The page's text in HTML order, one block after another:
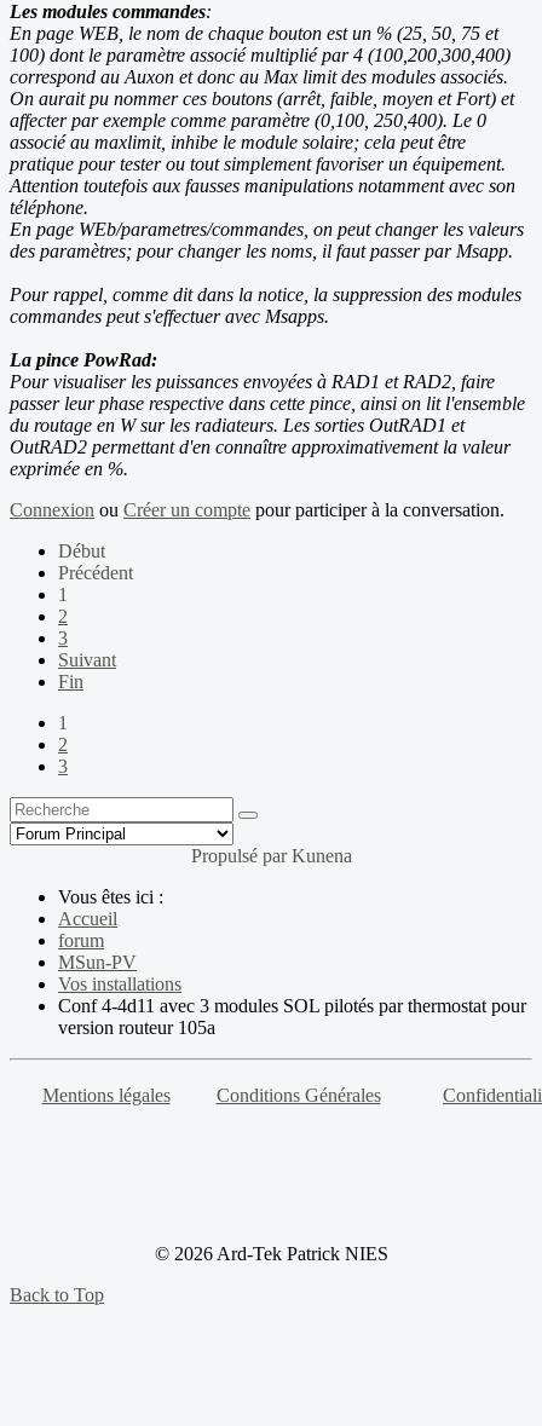
Les modules commandes:
En page WEB, le nom de chaque bouton est un % (25, 50, 75 et
100) dont le paramètre associé multiplié par 4 (100,200,300,400)
correspond au Auxon et donc au Max limit des modules associés.
On aurait pu nommer ces boutons (arrêt, faible, moyen et Fort) et
affecter par exemple comme paramètre (0,100, 250,400). Le 0
associé au maxlimit, inhibe le module solaire; cela peut être
pratique pour tester ou tout simplement favoriser un équipement.
Attention toutefois aux fausses manipulations notamment avec son
téléphone.
En page WEb/parametres/commandes, on peut changer les valeurs
des paramètres; pour changer les noms, il faut passer par Msapp.
Pour rappel, comme dit dans la notice, la suppression des modules
commandes peut s'effectuer avec Msapps.
La pince PowRad:
Pour visualiser les puissances envoyées à RAD1 et RAD2, faire
passer leur phase respective dans cette pince, ainsi on lit l'ensemble
du routage en W sur les radiateurs. Les sorties OutRAD1 et
OutRAD2 permettant d'en connaître approximativement la valeur
exprimée en %.
Connexion ou Créer un compte pour participer à la conversation.
Début
Précédent
1
2
3
Suivant
Fin
1
2
3
Propulsé parKunena
Vous êtes ici :
Accueil
forum
MSun-PV
Vos installations
Conf 4-4d11 avec 3 modules SOL pilotés par thermostat pour
version routeur 105a
Mentions légales Conditions Générales
© 2026 Ard-Tek Patrick NIES
Back to Top